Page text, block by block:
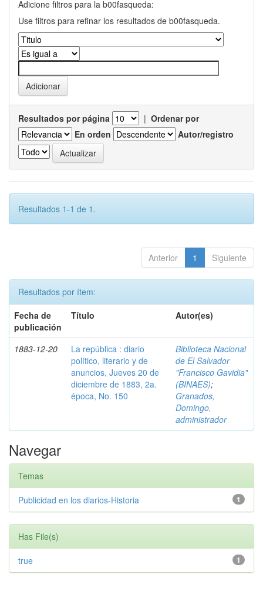
Adicione filtros para la b00fasqueda:
Use filtros para refinar los resultados de b00fasqueda.
Resultados por página | Ordenar por
En orden
Autor/registro
Resultados 1-1 de 1.
Anterior 1 Siguiente
Resultados por ítem:
Fecha de
publicación
Título Autor(es)
1883-12-20
La república : diario
político, literario y de
anuncios, Jueves 20 de
diciembre de 1883, 2a.
época, No. 150
Biblioteca Nacional
de El Salvador
"Francisco Gavidia"
(BINAES);
Granados,
Domingo,
administrador
Navegar
Temas
1
Publicidad en los diarios-Historia
Has File(s)
1
true